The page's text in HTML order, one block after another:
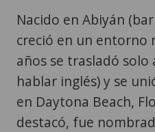
Nacido en Abiyán
creció en un entorno
años se trasladó solo
hablar inglés) y se
en Daytona Beach,
destacó, fue